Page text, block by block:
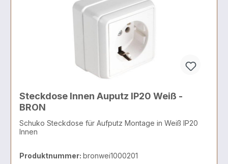
Steckdose Innen Auputz IP20 Weiß -
BRON
Schuko Steckdose für Aufputz Montage in Weiß IP20
Innen
Produktnummer: bronwei1000201